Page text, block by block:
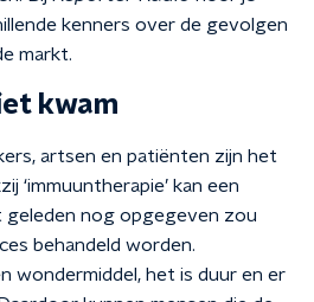
kenners over de gevolgen
markt.
kwam
artsen en patiënten zijn het
‘immuuntherapie’ kan een
geleden nog opgegeven zou
behandeld worden.
wondermiddel, het is duur en er